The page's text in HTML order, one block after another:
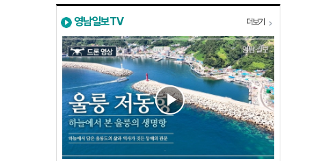
영남일보TV 더보기